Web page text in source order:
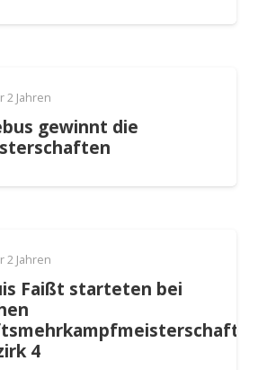
2 Jahren
gewinnt die
2 Jahren
Faißt starteten bei
4